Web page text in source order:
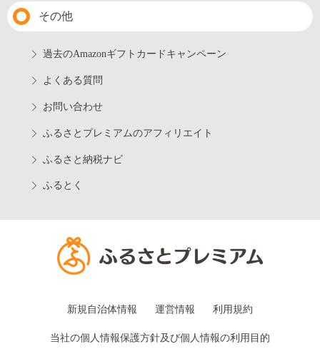
その他
過去のAmazonギフトカードキャンペーン
よくある質問
お問い合わせ
ふるさとプレミアムのアフィリエイト
ふるさと納税ナビ
ふるとく
新規自治体情報 運営情報 利用規約
当社の個人情報保護方針及び個人情報の利用目的